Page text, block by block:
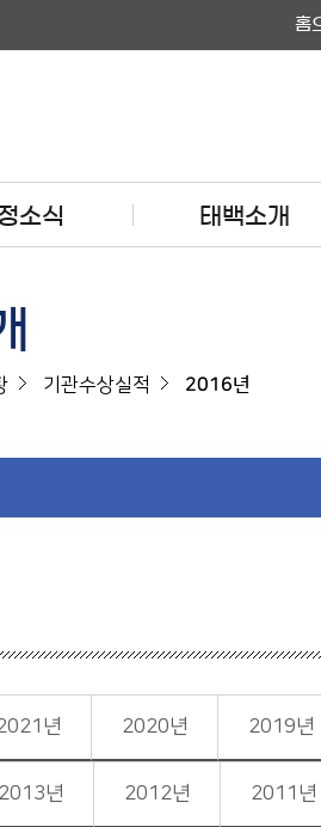
홈
소식 태백소개
기관수상실적 2016년
년 2020년 2019년
2013년 2012년 2011년